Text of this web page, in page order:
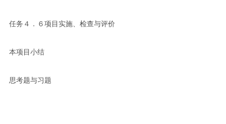
任务４．６项目实施、检查与评价
本项目小结
思考题与习题